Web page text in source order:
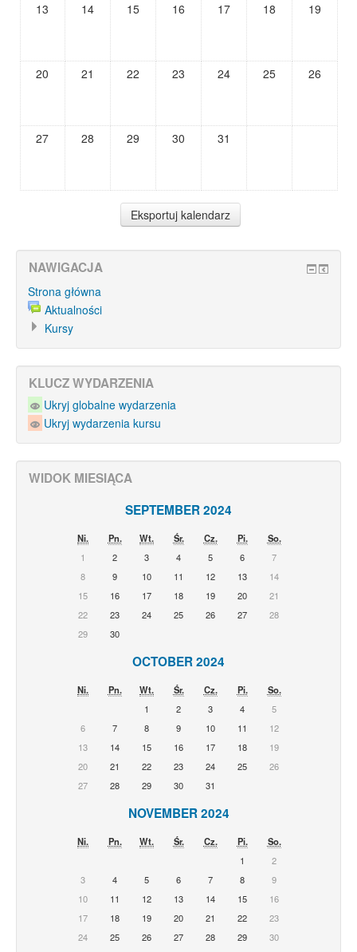
13 14 15 16 17 18 19
20 21 22 23 24 25 26
27 28 29 30 31
NAWIGACJA
Strona główna
Aktualności
Kursy
KLUCZ WYDARZENIA
Ukryj globalne wydarzenia
Ukryj wydarzenia kursu
WIDOK MIESIĄCA
SEPTEMBER 2024
Ni. Pn. Wt. Śr. Cz. Pi.
So.
1
2 3 4 5 6
7
8
9 10 11 12 13
14
15
16 17 18 19 20
21
22
23 24 25 26 27
28
29
30
OCTOBER 2024
Ni. Pn. Wt. Śr. Cz. Pi.
So.
1
2 3 4
5
6
7 8 9 10 11
12
13
14 15 16 17 18
19
20
21 22 23 24 25
26
27
28 29 30 31
NOVEMBER 2024
Ni. Pn. Wt. Śr. Cz. Pi.
So.
1
2
3
4 5 6 7 8
9
10
11 12 13 14 15
16
17
18 19 20 21 22
23
24
25 26 27 28 29 30